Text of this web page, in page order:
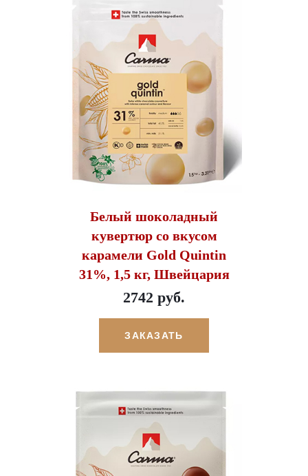
Белый шоколадный
кувертюр со вкусом
карамели Gold Quintin
31%, 1,5 кг, Швейцария
2742 руб.
ЗАКАЗАТЬ